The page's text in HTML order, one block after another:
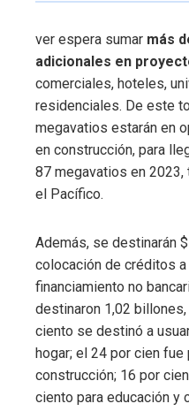
ver espera sumar más
adicionales en
comerciales, hoteles,
residenciales. De este
megavatios estarán en
en construcción, para
87 megavatios en 2023,
el Pacífico.
Además, se destinarán
colocación de créditos
financiamiento no
destinaron 1,02
ciento se destinó a
hogar; el 24 por cien fue
construcción; 16 por
ciento para educación y